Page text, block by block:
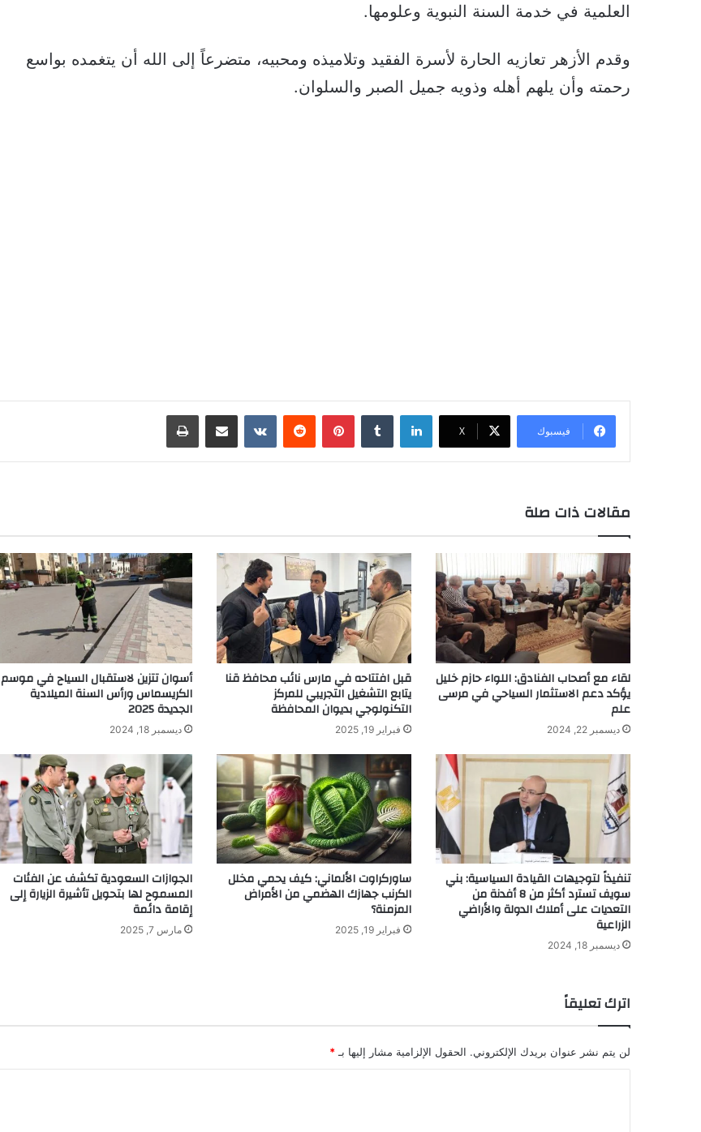
العلمية في خدمة السنة النبوية وعلومها.
وقدم الأزهر تعازيه الحارة لأسرة الفقيد وتلاميذه ومحبيه، متضرعاً إلى الله أن يتغمده بواسع
رحمته وأن يلهم أهله وذويه جميل الصبر والسلوان.
فيسبوك ‫X
لينكدإن بينتيريست
مقالات ذات صلة
لقاء مع أصحاب الفنادق: اللواء حازم خليل
يؤكد دعم الاستثمار السياحي في مرسى
علم
ديسمبر 22, 2024
قبل افتتاحه في مارس نائب محافظ قنا
يتابع التشغيل التجريبي للمركز
التكنولوجي بديوان المحافظة
فبراير 19, 2025
أسوان تتزين لاستقبال السياح في موسم
الكريسماس ورأس السنة الميلادية
الجديدة 2025
ديسمبر 18, 2024
تنفيذاً لتوجيهات القيادة السياسية: بني
سويف تسترد أكثر من 8 أفدنة من
التعديات على أملاك الدولة والأراضي
الزراعية
ديسمبر 18, 2024
ساوركراوت الألماني: كيف يحمي مخلل
الكرنب جهازك الهضمي من الأمراض
المزمنة؟
فبراير 19, 2025
الجوازات السعودية تكشف عن الفئات
المسموح لها بتحويل تأشيرة الزيارة إلى
إقامة دائمة
مارس 7, 2025
اترك تعليقاً
لن يتم نشر عنوان بريدك الإلكتروني. الحقول الإلزامية مشار إليها بـ *